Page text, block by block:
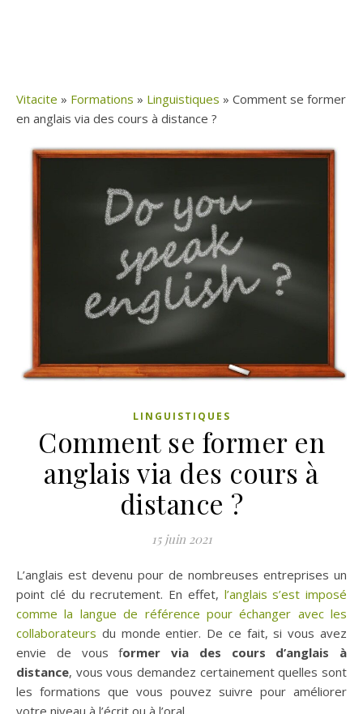
Vitacite » Formations » Linguistiques » Comment se former
en anglais via des cours à distance ?
LINGUISTIQUES
Comment se former en
anglais via des cours à
distance ?
15 juin 2021
L’anglais est devenu pour de nombreuses entreprises un
point clé du recrutement. En effet, l’anglais s’est imposé
comme la langue de référence pour échanger avec les
collaborateurs du monde entier. De ce fait, si vous avez
envie de vous former via des cours d’anglais à
distance, vous vous demandez certainement quelles sont
les formations que vous pouvez suivre pour améliorer